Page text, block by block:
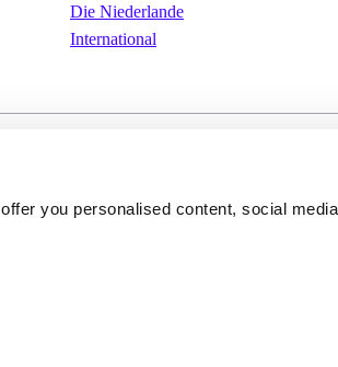
you personalised content, social media
Die Niederlande
International